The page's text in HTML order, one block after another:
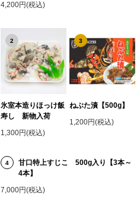
4,200円(税込)
2
氷室本造りほっけ飯
寿し 新物入荷
1,300円(税込)
3
ねぶた漬【500g】
1,200円(税込)
4
甘口特上すじこ 500g入り【3本～
4本】
7,000円(税込)